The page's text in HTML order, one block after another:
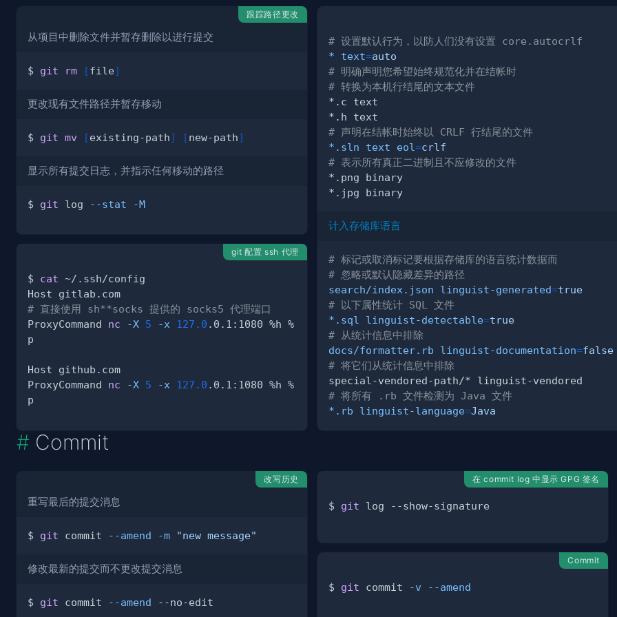
跟踪路径更改
从项目中删除文件并暂存删除以进行提交
$ git rm [file]
更改现有文件路径并暂存移动
$ git mv [existing-path] [new-path]
显示所有提交日志，并指示任何移动的路径
$ git log --stat -M
# 设置默认行为，以防人们没有设置 core.autocrlf
* text=auto
# 明确声明您希望始终规范化并在结帐时
# 转换为本机行结尾的文本文件
# 声明在结帐时始终以 CRLF 行结尾的文件
*.sln text eol=crlf
# 表示所有真正二进制且不应修改的文件
计入存储库语言
# 标记或取消标记要根据存储库的语言统计数据而
# 忽略或默认隐藏差异的路径
search/index.json linguist-generated=true
# 以下属性统计 SQL 文件
*.sql linguist-detectable=true
# 从统计信息中排除
docs/formatter.rb linguist-documentation=false
# 将它们从统计信息中排除
# 将所有 .rb 文件检测为 Java 文件
*.rb linguist-language=Java
git 配置 ssh 代理
$ cat
# 直接使用 sh**socks 提供的 socks5 代理端口
ProxyCommand nc -X 5 -x 127.0 .0.1:1080 %h %
ProxyCommand nc -X 5 -x 127.0 .0.1:1080 %h %
Commit
改写历史
重写最后的提交消息
$ git commit --amend -m "new message"
修改最新的提交而不更改提交消息
$ git commit --amend
在 commit log 中显示 GPG 签名
$ git
Commit
$ git commit -v --amend